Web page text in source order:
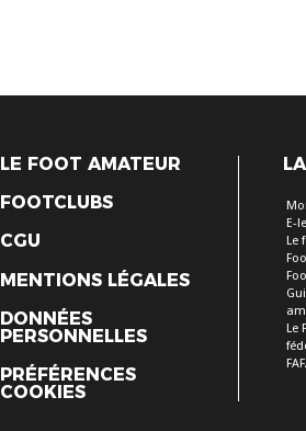
LE FOOT AMATEUR
FOOTCLUBS
CGU
MENTIONS LÉGALES
DONNÉES
PERSONNELLES
PRÉFÉRENCES
COOKIES
E-
Le
Le